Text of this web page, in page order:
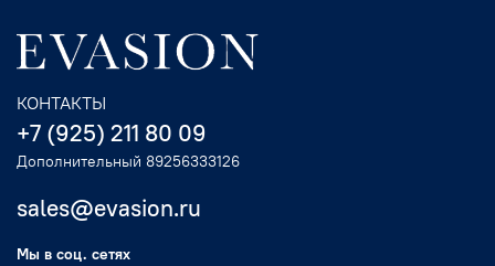
КОНТАКТЫ
+7 (925) 211 80 09
Дополнительный 89256333126
sales@evasion.ru
Мы в соц. сетях